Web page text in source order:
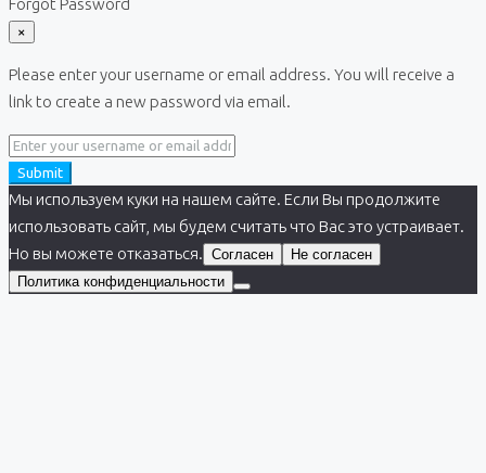
Forgot Password
×
Please enter your username or email address. You will receive a
link to create a new password via email.
Submit
Мы используем куки на нашем сайте. Если Вы продолжите
использовать сайт, мы будем считать что Вас это устраивает.
Но вы можете отказаться. Согласен
Не согласен
Политика конфиденциальности